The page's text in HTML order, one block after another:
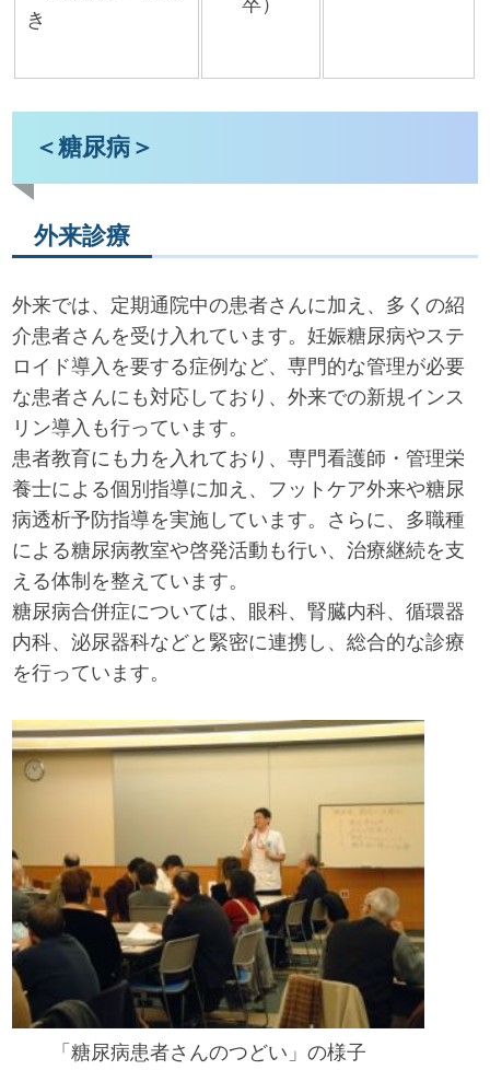
き
＜糖尿病＞
外来診療
外来では、定期通院中の患者さんに加え、多くの紹
介患者さんを受け入れています。妊娠糖尿病やステ
ロイド導入を要する症例など、専門的な管理が必要
な患者さんにも対応しており、外来での新規インス
リン導入も行っています。
患者教育にも力を入れており、専門看護師・管理栄
養士による個別指導に加え、フットケア外来や糖尿
病透析予防指導を実施しています。さらに、多職種
による糖尿病教室や啓発活動も行い、治療継続を支
える体制を整えています。
糖尿病合併症については、眼科、腎臓内科、循環器
内科、泌尿器科などと緊密に連携し、総合的な診療
を行っています。
「糖尿病患者さんのつどい」の様子